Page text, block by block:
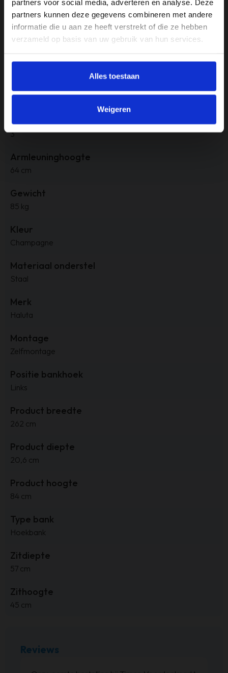
partners voor social media, adverteren en analyse. Deze
partners kunnen deze gegevens combineren met andere
informatie die u aan ze heeft verstrekt of die ze hebben
verzameld op basis van uw gebruik van hun services.
Alles toestaan
Weigeren
zitcomfort dankzij de hoogwaardige kussens.
Upgrade uw woonkamer met de Haluta Hoekbank Hugo en
ervaar het perfecte samenspel van stijl, comfort en
aanbieding!
Aantal zitplekken
3
Armleuninghoogte
64 cm
Gewicht
85 kg
Kleur
Champagne
Materiaal onderstel
Staal
Merk
Haluta
Montage
Zelfmontage
Positie bankhoek
Links
Product breedte
262 cm
Product diepte
20,6 cm
Product hoogte
84 cm
Type bank
Hoekbank
Zitdiepte
57 cm
Zithoogte
45 cm
Reviews